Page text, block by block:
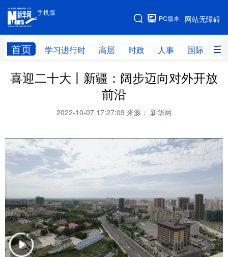
手机版
网站无障碍
PC版本
首页 学习进行时 高层 时政 人事 国际 财
手机版
网站地图
学习进行时 高层 时政 人事
全球连线
科技 科创 量子 体育
健康
法律 中央文件 金融 汽车
食品 人居 信息化 数字经济
学术中国 乡村振兴 银龄 溯源中国
喜迎二十大丨新疆：阔步迈向对外开放
前沿
2022-10-07 17:27:09 来源： 新华网